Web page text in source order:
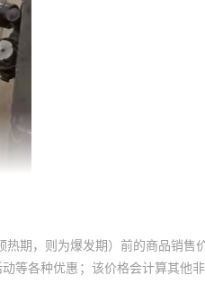
热期，则为爆发期）前的商品销售
等各种优惠；该价格会计算其他